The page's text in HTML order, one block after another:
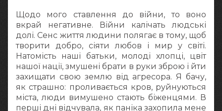
Щодо мого ставлення до війни, то воно
вкрай негативне. Війни калічать людські
долі. Сенс життя людини полягає в тому, щоб
творити добро, сіяти любов і мир у світі.
Натомість наші батьки, молоді хлопці, цвіт
нашої нації, змушені брати в руки зброю і йти
захищати свою землю від агресора. Я бачу,
як страшно: проливається кров, руйнуються
міста, люди вимушено стають біженцями. В
перші дні відчувала, як паніка захопила мене